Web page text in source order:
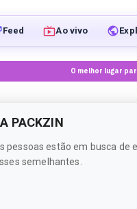
Feed Ao vivo
O melhor lugar
PACKZIN
pessoas estão em busca
semelhantes.